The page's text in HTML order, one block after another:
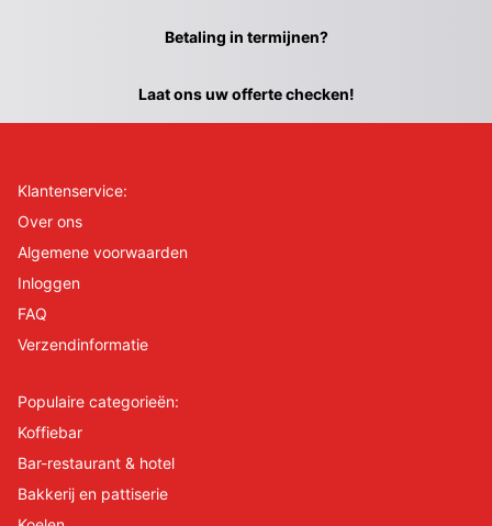
Betaling in termijnen?
Laat ons uw offerte checken!
Klantenservice:
Over ons
Algemene voorwaarden
Inloggen
FAQ
Verzendinformatie
Populaire categorieën:
Koffiebar
Bar-restaurant & hotel
Bakkerij en pattiserie